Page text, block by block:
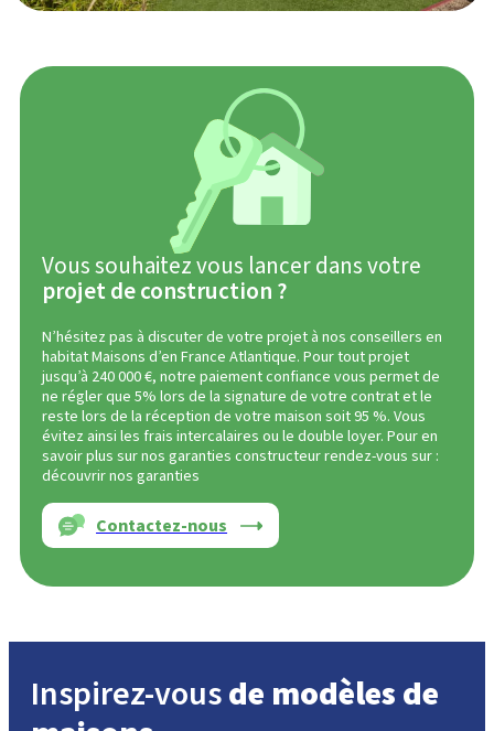
Vous souhaitez vous lancer dans votre
projet de construction ?
N’hésitez pas à discuter de votre projet à nos conseillers en
habitat Maisons d’en France Atlantique. Pour tout projet
jusqu’à 240 000 €, notre paiement confiance vous permet de
ne régler que 5% lors de la signature de votre contrat et le
reste lors de la réception de votre maison soit 95 %. Vous
évitez ainsi les frais intercalaires ou le double loyer. Pour en
savoir plus sur nos garanties constructeur rendez-vous sur :
découvrir nos garanties
Contactez-nous
Inspirez-vousde modèles de